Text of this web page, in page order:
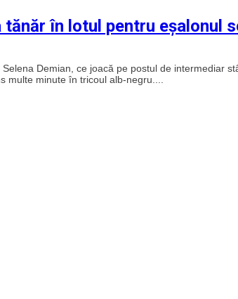
în lotul pentru eșalonul
Demian, ce joacă pe postul de intermediar
multe minute în tricoul alb-negru....